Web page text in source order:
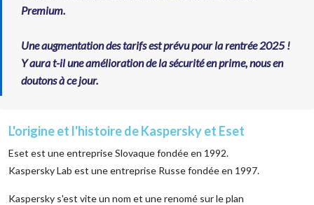
Premium.
Une augmentation des tarifs est prévu pour la rentrée 2025 !
Y aura t-il une amélioration de la sécurité en prime, nous en
doutons à ce jour.
L'origine et l'histoire de Kaspersky et Eset
Eset est une entreprise Slovaque fondée en 1992.
Kaspersky Lab est une entreprise Russe fondée en 1997.
Kaspersky s'est vite un nom et une renomé sur le plan